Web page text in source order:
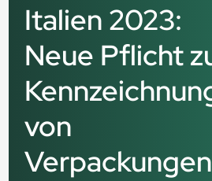
Italien 2023:
Neue Pflicht
von
Verpackungen